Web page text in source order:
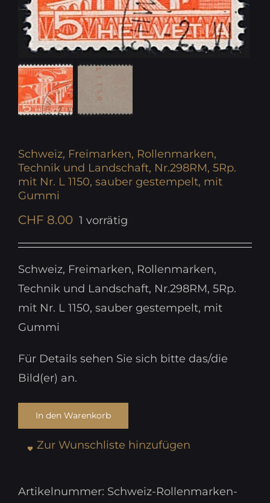
Schweiz, Freimarken, Rollenmarken,
Technik und Landschaft, Nr.298RM, 5Rp.
mit Nr. L 1150, sauber gestempelt, mit
Gummi
CHF 8.00 1 vorrätig
Schweiz, Freimarken, Rollenmarken,
Technik und Landschaft, Nr.298RM, 5Rp.
mit Nr. L 1150, sauber gestempelt, mit
Gummi
Für Details sehen Sie sich bitte das/die
Bild(er) an.
In den Warenkorb
Zur Wunschliste hinzufügen
Artikelnummer: Schweiz-Rollenmarken-